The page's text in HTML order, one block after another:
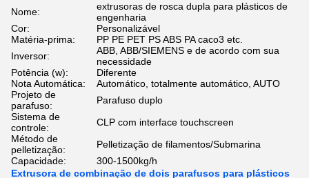
Nome:
extrusoras de rosca dupla para plásticos de
engenharia
Cor:
Personalizável
Matéria-prima:
PP PE PET PS ABS PA caco3 etc.
Inversor:
ABB, ABB/SIEMENS e de acordo com sua
necessidade
Potência (w):
Diferente
Nota Automática:
Automático, totalmente automático, AUTO
Projeto de
parafuso:
Parafuso duplo
Sistema de
controle:
CLP com interface touchscreen
Método de
pelletização:
Pelletização de filamentos/Submarina
Capacidade:
300-1500kg/h
Extrusora de combinação de dois parafusos para plásticos